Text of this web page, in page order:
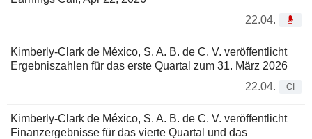
22.04.
Kimberly-Clark de México, S. A. B. de C. V. veröffentlicht
Ergebniszahlen für das erste Quartal zum 31. März 2026
22.04.
CI
Kimberly-Clark de México, S. A. B. de C. V. veröffentlicht
Finanzergebnisse für das vierte Quartal und das